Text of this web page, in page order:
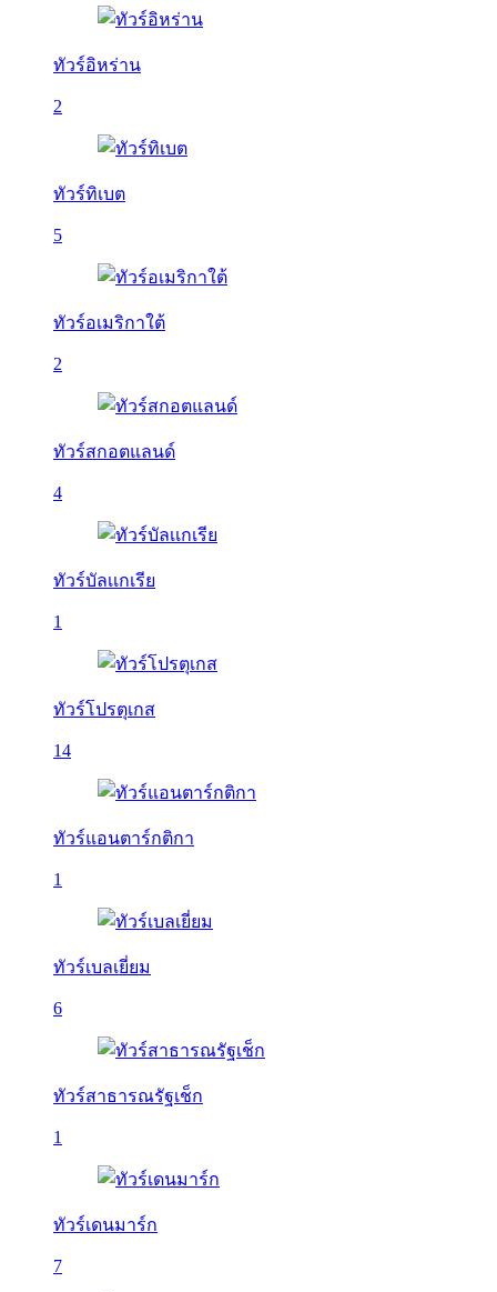
ทัวร์อิหร่าน
2
ทัวร์ทิเบต
5
ทัวร์อเมริกาใต้
2
ทัวร์สกอตแลนด์
4
ทัวร์บัลเเกเรีย
1
ทัวร์โปรตุเกส
14
ทัวร์แอนตาร์กติกา
1
ทัวร์เบลเยี่ยม
6
ทัวร์สาธารณรัฐเช็ก
1
ทัวร์เดนมาร์ก
7